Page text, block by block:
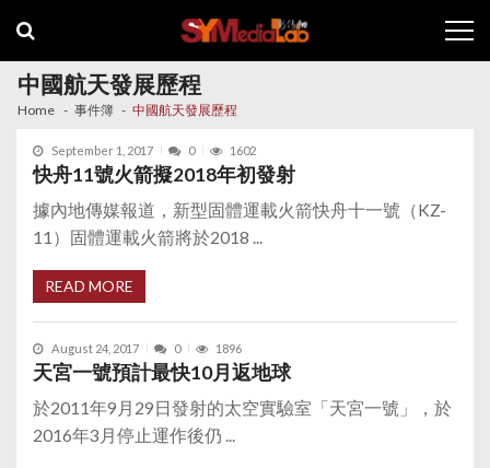
navigation
content
中國航天發展歷程
Home 事件簿 中國航天發展歷程
September 1, 2017 0 1602
快舟11號火箭擬2018年初發射
據內地傳媒報道，新型固體運載火箭快舟十一號（KZ-
11）固體運載火箭將於2018 ...
READ MORE
August 24, 2017 0 1896
天宮一號預計最快10月返地球
於2011年9月29日發射的太空實驗室「天宮一號」，於
2016年3月停止運作後仍 ...